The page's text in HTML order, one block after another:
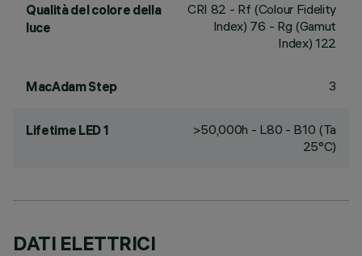
Qualità del colore della
luce
CRI 82 - Rf (Colour Fidelity
Index) 76 - Rg (Gamut
Index) 122
MacAdam Step 3
Lifetime LED 1
>50,000h - L80 - B10 (Ta
25°C)
DATI ELETTRICI